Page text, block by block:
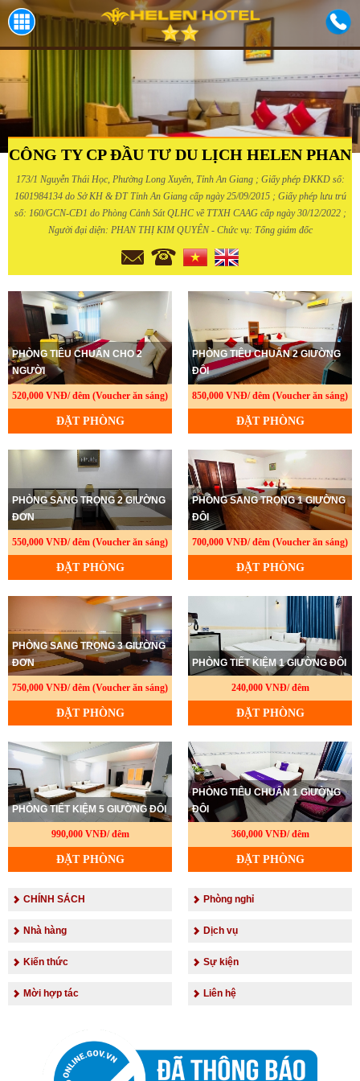
CÔNG TY CP ĐẦU TƯ DU LỊCH HELEN PHAN
173/1 Nguyễn Thái Học, Phường Long Xuyên, Tỉnh An Giang ; Giấy phép ĐKKD số:
1601984134 do Sở KH & ĐT Tỉnh An Giang cấp ngày 25/09/2015 ; Giấy phép lưu trú
số: 160/GCN-CĐ1 do Phòng Cảnh Sát QLHC về TTXH CAAG cấp ngày 30/12/2022 ;
Người đại diện: PHAN THỊ KIM QUYÊN - Chức vụ: Tổng giám đốc
PHÒNG TIÊU CHUẨN CHO 2
NGƯỜI
520,000 VNĐ/ đêm (Voucher ăn sáng)
ĐẶT PHÒNG
PHÒNG TIÊU CHUẨN 2 GIƯỜNG
ĐÔI
850,000 VNĐ/ đêm (Voucher ăn sáng)
ĐẶT PHÒNG
PHÒNG SANG TRỌNG 2 GIƯỜNG
ĐƠN
550,000 VNĐ/ đêm (Voucher ăn sáng)
ĐẶT PHÒNG
PHÒNG SANG TRỌNG 1 GIƯỜNG
ĐÔI
700,000 VNĐ/ đêm (Voucher ăn sáng)
ĐẶT PHÒNG
PHÒNG SANG TRỌNG 3 GIƯỜNG
ĐƠN
750,000 VNĐ/ đêm (Voucher ăn sáng)
ĐẶT PHÒNG
PHÒNG TIẾT KIỆM 1 GIƯỜNG ĐÔI
240,000 VNĐ/ đêm
ĐẶT PHÒNG
PHÒNG TIẾT KIỆM 5 GIƯỜNG ĐÔI
990,000 VNĐ/ đêm
ĐẶT PHÒNG
PHÒNG TIÊU CHUẨN 1 GIƯỜNG
ĐÔI
360,000 VNĐ/ đêm
ĐẶT PHÒNG
CHÍNH SÁCH Phòng nghỉ
Nhà hàng Dịch vụ
Kiến thức Sự kiện
Mời hợp tác Liên hệ